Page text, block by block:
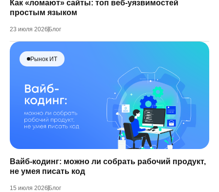
Как «ломают» сайты: топ веб-уязвимостей
простым языком
23 июля 2026 Блог
Рынок ИТ
Вайб-кодинг: можно ли собрать рабочий продукт,
не умея писать код
15 июля 2026 Блог